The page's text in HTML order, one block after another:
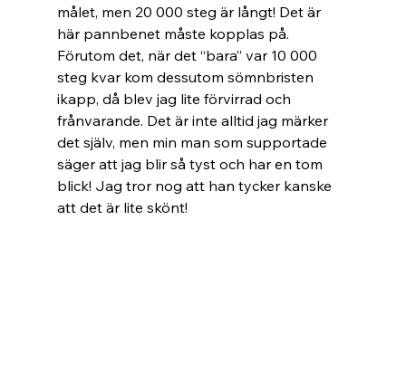
målet, men 20 000 steg är långt! Det är
här pannbenet måste kopplas på.
Förutom det, när det “bara” var 10 000
steg kvar kom dessutom sömnbristen
ikapp, då blev jag lite förvirrad och
frånvarande. Det är inte alltid jag märker
det själv, men min man som supportade
säger att jag blir så tyst och har en tom
blick! Jag tror nog att han tycker kanske
att det är lite skönt!